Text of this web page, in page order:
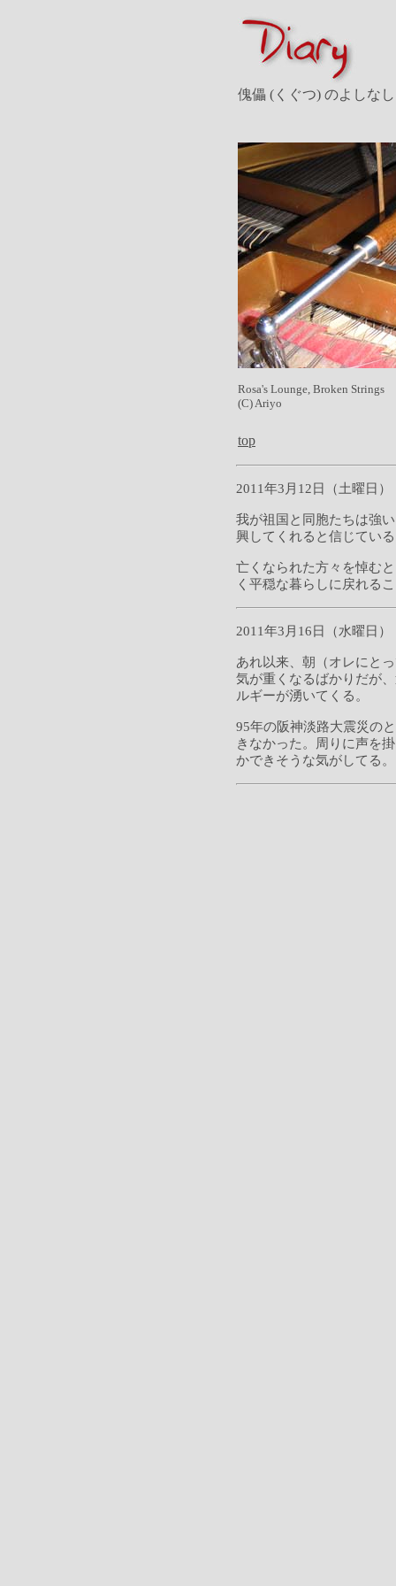
傀儡 (くぐつ) のよしな
Rosa's Lounge, Broken Strings
(C) Ariyo
top
2011年3月12日（土曜日）
我が祖国と同胞たちは強
興してくれると信じてい
亡くなられた方々を悼む
く平穏な暮らしに戻れる
2011年3月16日（水曜日）
あれ以来、朝（オレにと
気が重くなるばかりだが
ルギーが湧いてくる。
95年の阪神淡路大震災の
きなかった。周りに声を
かできそうな気がしてる。